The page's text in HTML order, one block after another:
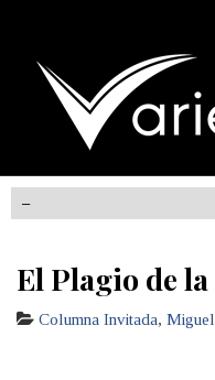
El Plagio de
Columna Invitada,